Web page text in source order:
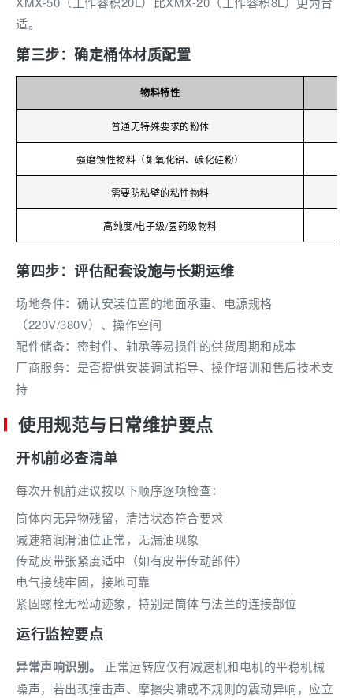
适。
第三步：确定桶体材质配置
物料特性
普通无特殊要求的粉体
强磨蚀性物料（如氧化铝、碳化硅粉）
需要防粘壁的粘性物料
高纯度/电子级/医药级物料
第四步：评估配套设施与长期运维
场地条件：确认安装位置的地面承重、电源规格
（220V/380V）、操作空间
配件储备：密封件、轴承等易损件的供货周期和成本
厂商服务：是否提供安装调试指导、操作培训和售后技术支
持
使用规范与日常维护要点
开机前必查清单
每次开机前建议按以下顺序逐项检查：
筒体内无异物残留，清洁状态符合要求
减速箱润滑油位正常，无漏油现象
传动皮带张紧度适中（如有皮带传动部件）
电气接线牢固，接地可靠
紧固螺栓无松动迹象，特别是筒体与法兰的连接部位
运行监控要点
异常声响识别。
正常运转应仅有减速机和电机的平稳机械
噪声，若出现撞击声、摩擦尖啸或不规则的震动异响，应立